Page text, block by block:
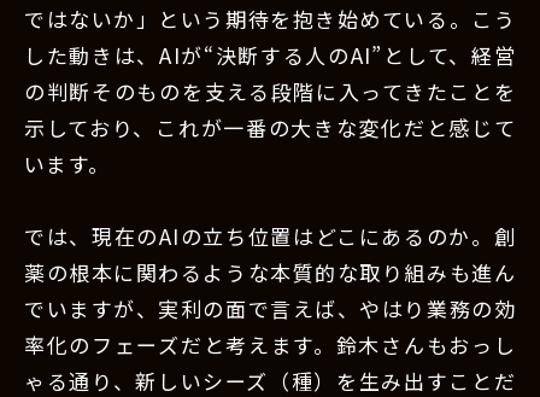
ではないか」という期待を抱き始めている。こう
した動きは、AIが“決断する人のAI”として、経営
の判断そのものを支える段階に入ってきたことを
示しており、これが一番の大きな変化だと感じて
います。
では、現在のAIの立ち位置はどこにあるのか。創
薬の根本に関わるような本質的な取り組みも進ん
でいますが、実利の面で言えば、やはり業務の効
率化のフェーズだと考えます。鈴木さんもおっし
ゃる通り、新しいシーズ（種）を生み出すことだ